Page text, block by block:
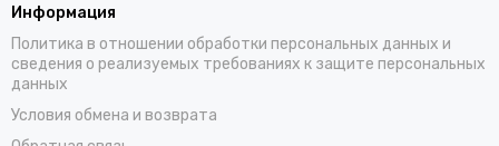
Информация
Политика в отношении обработки персональных данных и
сведения о реализуемых требованиях к защите персональных
данных
Условия обмена и возврата